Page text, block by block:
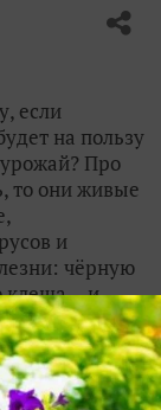
если
на пользу
Про
то они живые
и
чёрную
клеща… и
гадость всю
растений
боюсь
и